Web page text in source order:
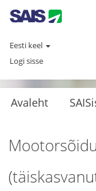
Eesti keel
Logi sisse
Avaleht